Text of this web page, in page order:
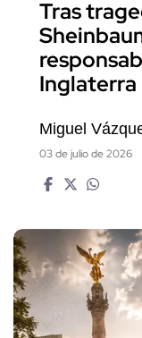
Tras
Inglaterra
Miguel
03 de julio de 2026